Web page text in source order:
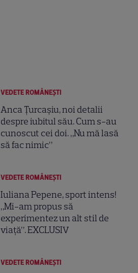
VEDETE ROMÂNEŞTI
Anca Țurcașiu, noi detalii
despre iubitul său. Cum s-au
cunoscut cei doi. „Nu mă lasă
să fac nimic”
VEDETE ROMÂNEŞTI
Iuliana Pepene, sport intens!
„Mi-am propus să
experimentez un alt stil de
viață”. EXCLUSIV
VEDETE ROMÂNEŞTI